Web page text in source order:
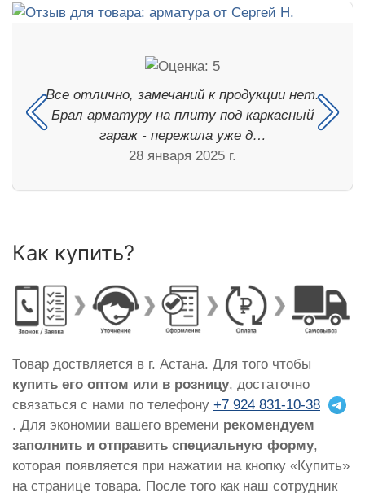
Все отлично, замечаний к продукции нет.
Брал арматуру на плиту под каркасный
гараж - пережила уже д…
28 января 2025 г.
Как купить?
Товар доствляется в г. Астана. Для того чтобы
купить его оптом или в розницу, достаточно
связаться с нами по телефону +7 924 831-10-38
. Для экономии вашего времени рекомендуем
заполнить и отправить специальную форму,
которая появляется при нажатии на кнопку «Купить»
на странице товара. После того как наш сотрудник